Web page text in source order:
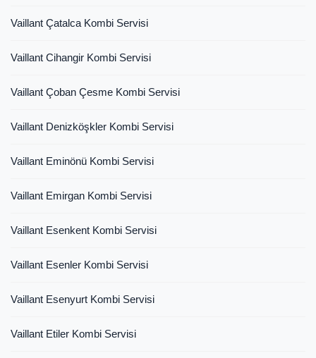
Vaillant Çatalca Kombi Servisi
Vaillant Cihangir Kombi Servisi
Vaillant Çoban Çesme Kombi Servisi
Vaillant Denizköşkler Kombi Servisi
Vaillant Eminönü Kombi Servisi
Vaillant Emirgan Kombi Servisi
Vaillant Esenkent Kombi Servisi
Vaillant Esenler Kombi Servisi
Vaillant Esenyurt Kombi Servisi
Vaillant Etiler Kombi Servisi